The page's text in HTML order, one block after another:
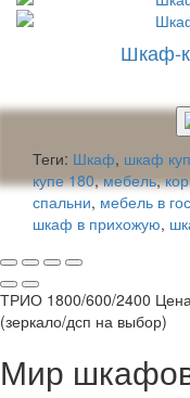
Шкаф-
Теги: Шкаф, шкаф
купе 180,мебель,
спальни, мебель в
шкаф в прихожую,
ТРИО 1800/600/2400 Цена
(зеркало/дсп на выбор)
Мир